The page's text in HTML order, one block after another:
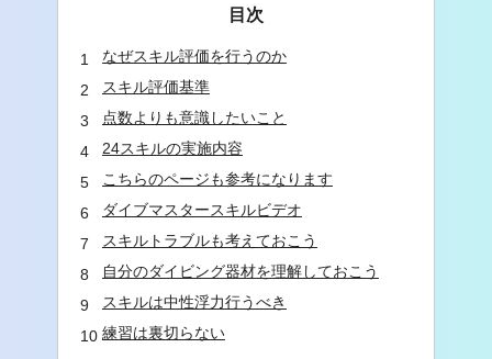
目次
なぜスキル評価を行うのか
スキル評価基準
点数よりも意識したいこと
24スキルの実施内容
こちらのページも参考になります
ダイブマスタースキルビデオ
スキルトラブルも考えておこう
自分のダイビング器材を理解しておこう
スキルは中性浮力行うべき
練習は裏切らない